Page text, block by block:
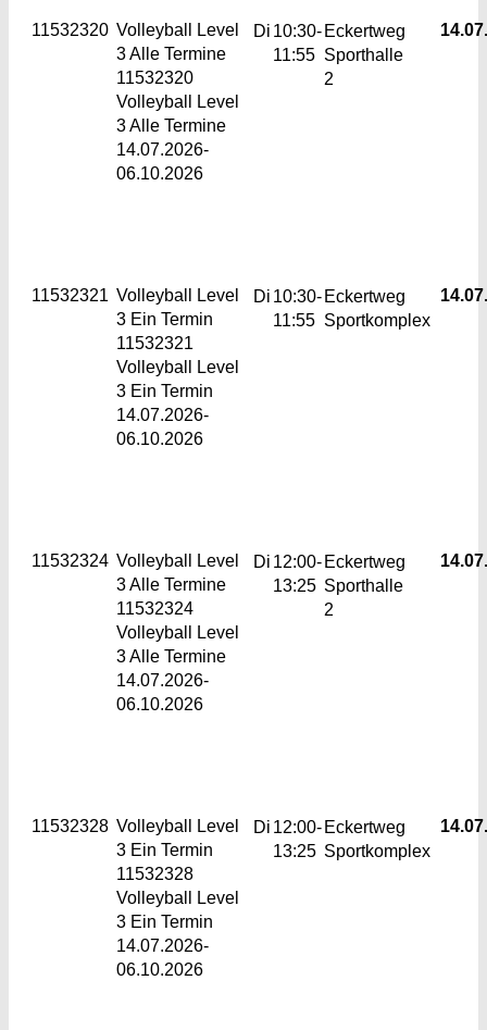
11532320 Volleyball Level
3Alle Termine
11532320
Volleyball Level
3 Alle Termine
14.07.2026-
06.10.2026
Di 10:30-
11:55
Eckertweg
Sporthalle
2
11532321 Volleyball Level
3 Ein Termin
11532321
Volleyball Level
3 Ein Termin
14.07.2026-
06.10.2026
Di 10:30-
11:55
Eckertweg
Sportkomplex
11532324 Volleyball Level
3Alle Termine
11532324
Volleyball Level
3 Alle Termine
14.07.2026-
06.10.2026
Di 12:00-
13:25
Eckertweg
Sporthalle
2
11532328 Volleyball Level
3 Ein Termin
11532328
Volleyball Level
3 Ein Termin
14.07.2026-
06.10.2026
Di 12:00-
13:25
Eckertweg
Sportkomplex